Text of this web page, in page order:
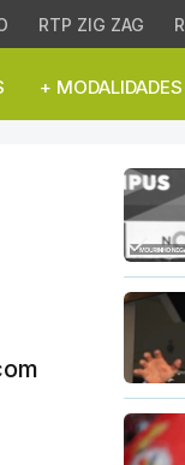
RTP ZIG ZAG
+ MODALIDADES